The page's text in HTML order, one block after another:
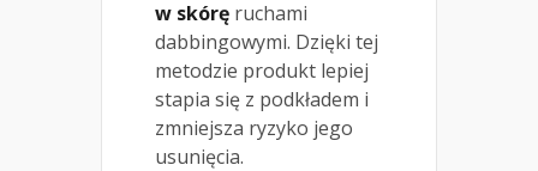
w skórę ruchami
dabbingowymi. Dzięki tej
metodzie produkt lepiej
stapia się z podkładem i
zmniejsza ryzyko jego
usunięcia.